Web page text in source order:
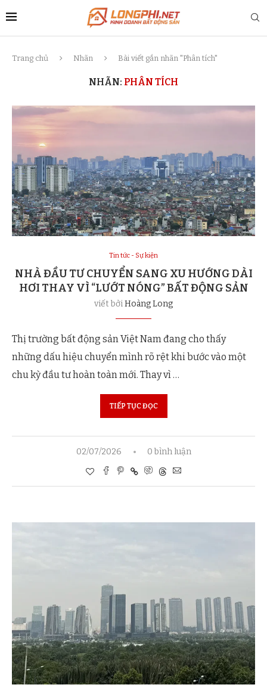
Trang chủ Nhãn Bài viết gắn nhãn "Phân tích"
NHÃN: PHÂN TÍCH
Tin tức - Sự kiện
NHÀ ĐẦU TƯ CHUYỂN SANG XU HƯỚNG DÀI
HƠI THAY VÌ “LƯỚT NÓNG” BẤT ĐỘNG SẢN
viết bởiHoàng Long
Thị trường bất động sản Việt Nam đang cho thấy
những dấu hiệu chuyển mình rõ rệt khi bước vào một
chu kỳ đầu tư hoàn toàn mới. Thay vì …
TIẾP TỤC ĐỌC
02/07/2026 0 bình luận